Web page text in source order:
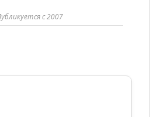
с 2007